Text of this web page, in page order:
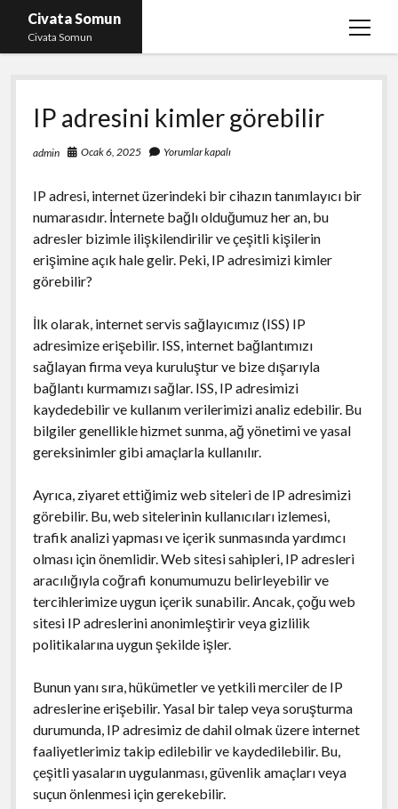
Civata Somun
Civata Somun
menüyü
Liste
Sayfa Listesi
Shorts Beğeni Kasma Parasız
Youtube Dislike Yükleme Ücretsiz
IP adresini kimler görebilir
admin Ocak 6, 2025 Yorumlar kapalı
IP adresi, internet üzerindeki bir cihazın tanımlayıcı bir
numarasıdır. İnternete bağlı olduğumuz her an, bu
adresler bizimle ilişkilendirilir ve çeşitli kişilerin
erişimine açık hale gelir. Peki, IP adresimizi kimler
görebilir?
İlk olarak, internet servis sağlayıcımız (ISS) IP
adresimize erişebilir. ISS, internet bağlantımızı
sağlayan firma veya kuruluştur ve bize dışarıyla
bağlantı kurmamızı sağlar. ISS, IP adresimizi
kaydedebilir ve kullanım verilerimizi analiz edebilir. Bu
bilgiler genellikle hizmet sunma, ağ yönetimi ve yasal
gereksinimler gibi amaçlarla kullanılır.
Ayrıca, ziyaret ettiğimiz web siteleri de IP adresimizi
görebilir. Bu, web sitelerinin kullanıcıları izlemesi,
trafik analizi yapması ve içerik sunmasında yardımcı
olması için önemlidir. Web sitesi sahipleri, IP adresleri
aracılığıyla coğrafi konumumuzu belirleyebilir ve
tercihlerimize uygun içerik sunabilir. Ancak, çoğu web
sitesi IP adreslerini anonimleştirir veya gizlilik
politikalarına uygun şekilde işler.
Bunun yanı sıra, hükümetler ve yetkili merciler de IP
adreslerine erişebilir. Yasal bir talep veya soruşturma
durumunda, IP adresimiz de dahil olmak üzere internet
faaliyetlerimiz takip edilebilir ve kaydedilebilir. Bu,
çeşitli yasaların uygulanması, güvenlik amaçları veya
suçun önlenmesi için gerekebilir.